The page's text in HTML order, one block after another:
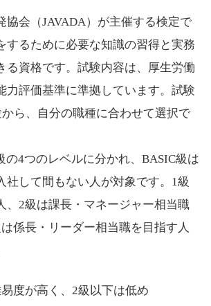
協会（JAVADA）が主催する検定で
するために必要な知識の習得と実務
る資格です。試験内容は、厚生労働
力評価基準に準拠しています。試験
ら、自分の職種に合わせて選択で
の4つのレベルに分かれ、BASIC級は
社して間もない人が対象です。1級
、2級は課長・マネージャー相当職
係長・リーダー相当職を目指す人
度が高く、2級以下は低め